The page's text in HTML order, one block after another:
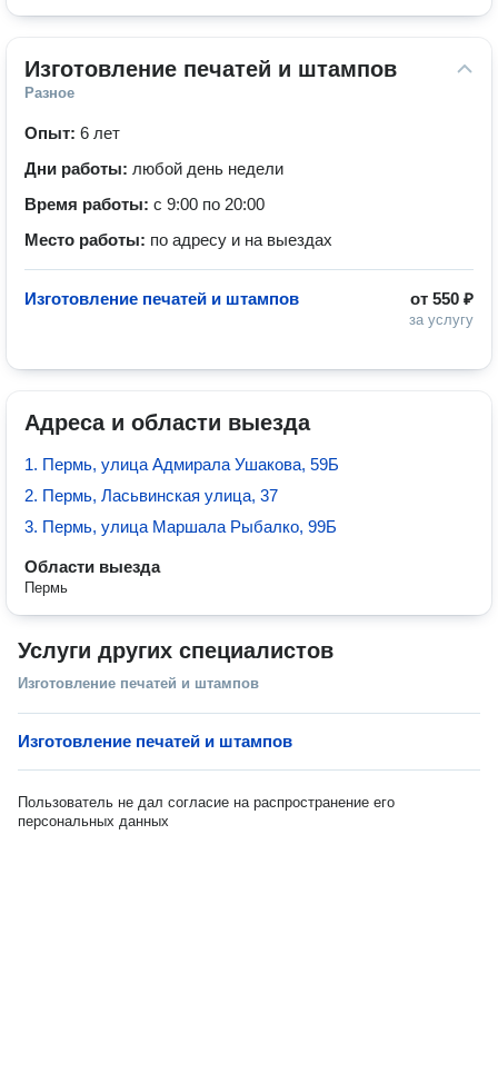
Изготовление печатей и штампов
Разное
Опыт: 6 лет
Дни работы: любой день недели
Время работы: с 9:00 по 20:00
Место работы: по адресу и на выездах
от 550 ₽
за услугу
Изготовление печатей и штампов
Адреса и области выезда
1. Пермь, улица Адмирала Ушакова, 59Б
2. Пермь, Ласьвинская улица, 37
3. Пермь, улица Маршала Рыбалко, 99Б
Области выезда
Пермь
Услуги других специалистов
Изготовление печатей и штампов
Изготовление печатей и штампов
Пользователь не дал согласие на распространение его
персональных данных